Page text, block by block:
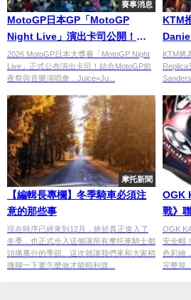
賽事消息
MotoGP日本GP「MotoGP
Night Live」演出卡司公開！
Juice=Juice、SWEET
STEADY、MORE STAR登場嗨翻
茂木之夜
2026 MotoGP日本大獎賽「MotoGP Night
Live」正式公布演出卡司！結合MotoGP前
夜祭與音樂演唱會，Juice=Ju...
KTM
球限
KTM將
Replica
摩托新聞
【編輯長專欄】冬季騎車必須注
意的那些事
現在時序已經來到12月，終於真正進入了
冬季，也正式步入這個讓所有摩托車騎士都
頭痛萬分的季節。這次就讓我們來和大家稍
微聊一下要怎麼做才能順利渡...
OGK
戰》
售價
OGK
安全帽
色彩繪
完整規...